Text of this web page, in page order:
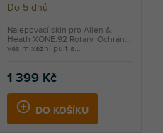
Do 5 dnů
1 399 Kč
DO KOŠÍKU
Nalepovací skin pro Allen &
Heath XONE:92 Rotary. Ochrání
váš mixážní pult a...